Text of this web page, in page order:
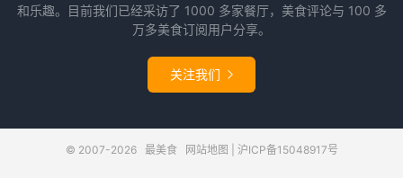
和乐趣。目前我们已经采访了 1000 多家餐厅，美食评论与 100 多
万多美食订阅用户分享。
关注我们 
© 2007-2026 最美食 网站地图 沪ICP备15048917号